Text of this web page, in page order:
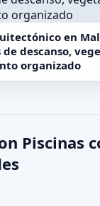
en
descanso,
organizado
Piscinas